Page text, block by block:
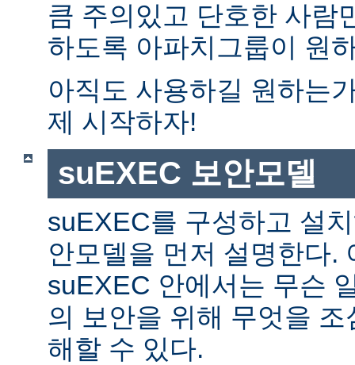
큼 주의있고 단호한 사람
하도록 아파치그룹이 원
아직도 사용하길 원하는
제 시작하자!
suEXEC 보안모델
suEXEC를 구성하고 설
안모델을 먼저 설명한다.
suEXEC 안에서는 무슨
의 보안을 위해 무엇을
해할 수 있다.